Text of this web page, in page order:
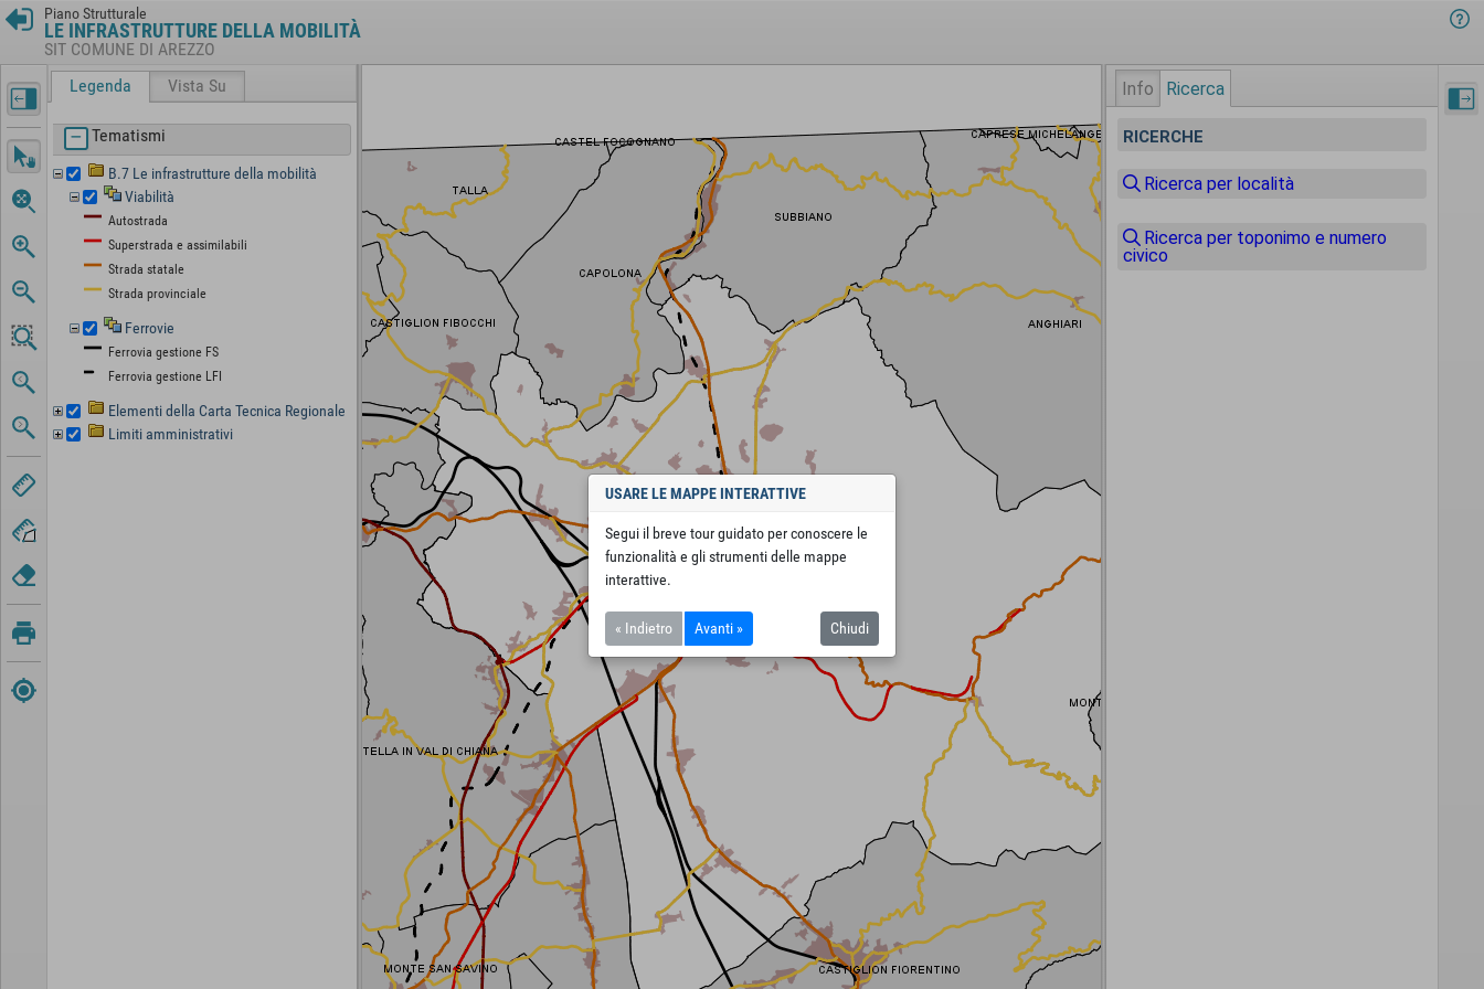
Piano Strutturale
LE INFRASTRUTTURE DELLA MOBILITÀ
SIT COMUNE DI AREZZO
Legenda
Vista Su
Tematismi
B.7 Le infrastrutture della mobilità
Viabilità
Autostrada
Superstrada e assimilabili
Strada statale
Strada provinciale
Ferrovie
Ferrovia gestione FS
Ferrovia gestione LFI
Elementi della Carta Tecnica Regionale
Limiti amministrativi
Info Ricerca
RICERCHE
Ricerca per località
Ricerca per toponimo e numero
civico
USARE LE MAPPE INTERATTIVE
Segui il breve tour guidato per conoscere le
funzionalità e gli strumenti delle mappe
interattive.
« Indietro Avanti » Chiudi